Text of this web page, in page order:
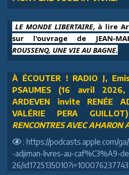
LE MONDE LIBERTAIRE, à lire
sur l'ouvrage de JEAN-
ROUSSENQ, UNE VIE AU BAGNE.
À ÉCOUTER ! RADIO J,
PSAUMES (16 avril
ARDEVEN invite RENÉE
VALÉRIE PERA
RENCONTRES AVEC AHARON
: https://podcasts.apple.com/
-adjiman-livres-au-caf%C3%A9-
26/